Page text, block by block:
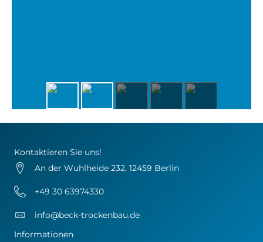
Kontaktieren Sie uns!
An der Wuhlheide 232, 12459 Berlin
+49 30 63974330
info@beck-trockenbau.de
Informationen